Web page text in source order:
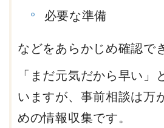
必要な準備
などをあらかじめ確認で
「まだ元気だから早い」
いますが、事前相談は万
めの情報収集です。